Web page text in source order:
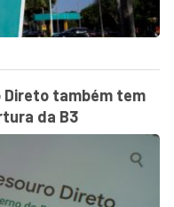
Direto também tem
da B3